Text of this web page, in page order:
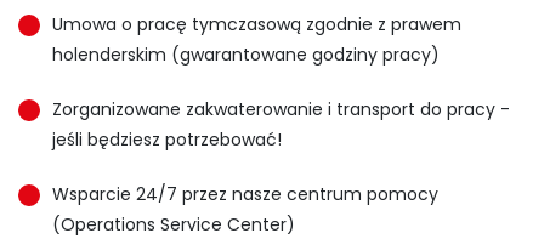
Umowa o pracę tymczasową zgodnie z prawem
holenderskim (gwarantowane godziny pracy)
Zorganizowane zakwaterowanie i transport do pracy -
jeśli będziesz potrzebować!
Wsparcie 24/7 przez nasze centrum pomocy
(Operations Service Center)